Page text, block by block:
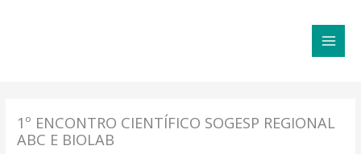
1º ENCONTRO CIENTÍFICO SOGESP REGIONAL
ABC E BIOLAB